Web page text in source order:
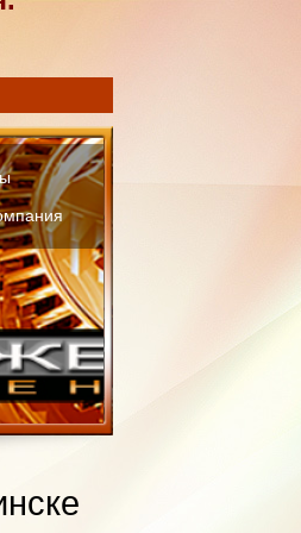
проекты
Проджект"
торговая компания